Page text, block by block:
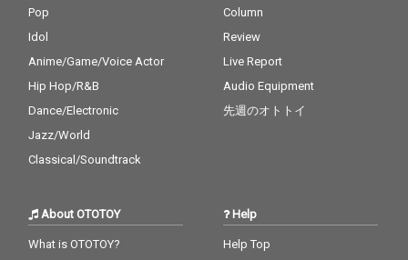
Pop
Idol
Anime/Game/Voice Actor
Hip Hop/R&B
Dance/Electronic
Jazz/World
Classical/Soundtrack
Column
Review
Live Report
Audio Equipment
先週のオトトイ
About OTOTOY
What is OTOTOY?
Help
Help Top